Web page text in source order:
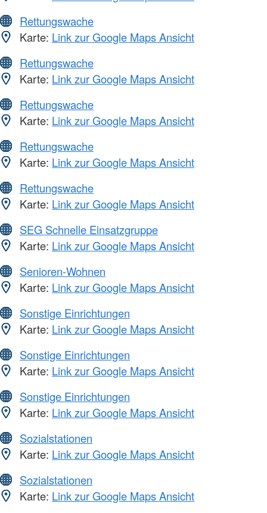
Rettungswache
Karte: Link zur Google Maps Ansicht
Rettungswache
Karte: Link zur Google Maps Ansicht
Rettungswache
Karte: Link zur Google Maps Ansicht
Rettungswache
Karte: Link zur Google Maps Ansicht
Rettungswache
Karte: Link zur Google Maps Ansicht
SEG Schnelle Einsatzgruppe
Karte: Link zur Google Maps Ansicht
Senioren-Wohnen
Karte: Link zur Google Maps Ansicht
Sonstige Einrichtungen
Karte: Link zur Google Maps Ansicht
Sonstige Einrichtungen
Karte: Link zur Google Maps Ansicht
Sonstige Einrichtungen
Karte: Link zur Google Maps Ansicht
Sozialstationen
Karte: Link zur Google Maps Ansicht
Sozialstationen
Karte: Link zur Google Maps Ansicht